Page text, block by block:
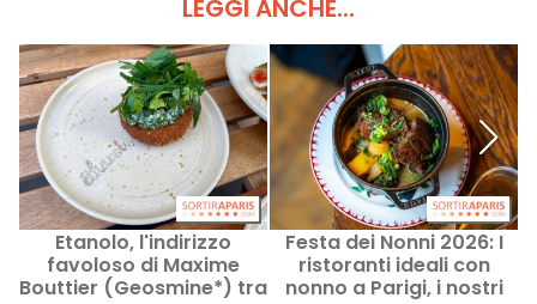
LEGGI ANCHE...
Etanolo, l'indirizzo
favoloso di Maxime
Bouttier (Geosmine*) tra
Festa dei Nonni 2026: I
ristoranti ideali con
nonno a Parigi, i nostri